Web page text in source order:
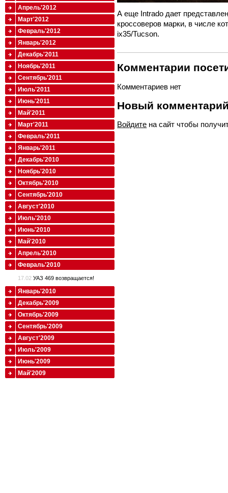
А еще Intrado дает
кроссоверов марки, в числе
ix35/Tucson.
Комментарии
Комментариев нет
Новый
Войдите на сайт чтобы
Апрель'2012
Март'2012
Февраль'2012
Январь'2012
Декабрь'2011
Ноябрь'2011
Сентябрь'2011
Июль'2011
Июнь'2011
Май'2011
Март'2011
Февраль'2011
Январь'2011
Декабрь'2010
Ноябрь'2010
Октябрь'2010
Сентябрь'2010
Август'2010
Июль'2010
Июнь'2010
Май'2010
Апрель'2010
Февраль'2010
17.02 УАЗ 469 возвращается!
Январь'2010
Декабрь'2009
Октябрь'2009
Сентябрь'2009
Август'2009
Июль'2009
Июнь'2009
Май'2009